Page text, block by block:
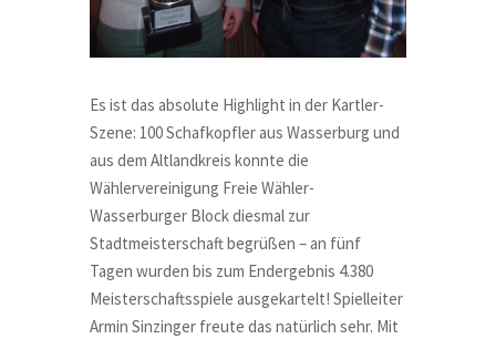
Es ist das absolute Highlight in der Kartler-
Szene: 100 Schafkopfler aus Wasserburg und
aus dem Altlandkreis konnte die
Wählervereinigung Freie Wähler-
Wasserburger Block diesmal zur
Stadtmeisterschaft begrüßen – an fünf
Tagen wurden bis zum Endergebnis 4.380
Meisterschaftsspiele ausgekartelt! Spielleiter
Armin Sinzinger freute das natürlich sehr. Mit